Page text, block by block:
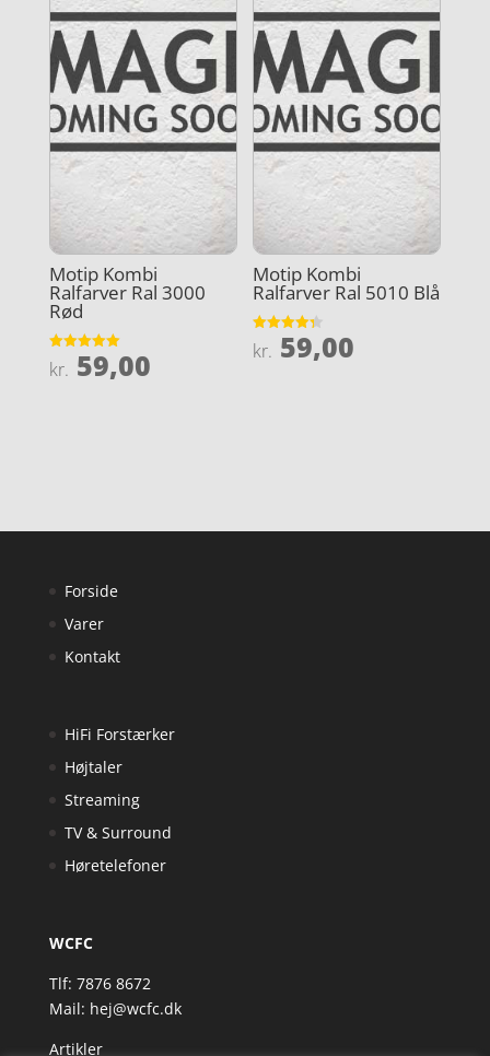
Motip Kombi
Ralfarver Ral 3000
Rød
Vurderet
5
kr. 59,00
Motip Kombi
Ralfarver Ral 5010 Blå
Vurderet
4.3
kr. 59,00
Forside
Varer
Kontakt
HiFi Forstærker
Højtaler
Streaming
TV & Surround
Høretelefoner
WCFC
Tlf: 7876 8672
Mail: hej@wcfc.dk
Artikler